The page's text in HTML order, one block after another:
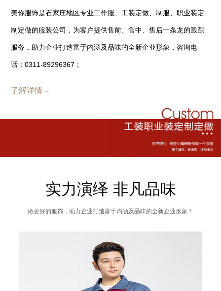
美你服饰是石家庄地区专业工作服、工装定做、制服、职业装定
制定做的服装公司，为客户提供售前、售中、售后一条龙的跟踪
服务，助力企业打造富于内涵及品味的全新企业形象，咨询电
话：0311-89296367；
了解详情→
实力演绎 非凡品味
做更好的服饰，助力企业打造富于内涵及品味的全新企业形象！